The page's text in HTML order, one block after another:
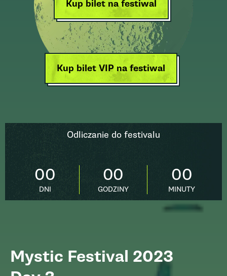
Kup bilet na festiwal
Kup bilet VIP na festiwal
Mystic Festival 2023
Odliczanie do festivalu
00
DNI
00
GODZINY
00
MINUTY